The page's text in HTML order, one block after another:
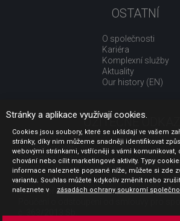
OSTATNÍ
O společnosti
Kariéra
Komplexní služby
Aktuality
Our history (EN)
UŽITEČNÉ ODKAZY
Jak nakupovat
Obchodní podmínky
GDPR - ochrana osobních údajů
Profil zadavatele
Sdělení před uzavřením kupní smlouvy pro
Stránky a aplikace využívají cookies.
Cookies jsou soubory, které se ukládají ve vašem
stránky, díky nim můžeme snadněji identifikovat
webovými stránkami, vstřícněji s vámi komunikovat,
chování nebo cílit marketingové aktivity. Typy
informace naleznete popsané níže, můžete si zde
variantu. Souhlas můžete kdykoliv změnit nebo
naleznete v
zásadách ochrany soukromí